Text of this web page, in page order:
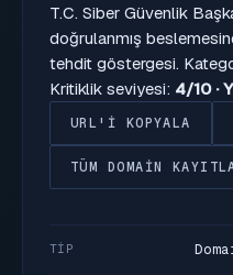
T.C. Siber Güvenlik
doğrulanmış
tehdit göstergesi.
Kritiklik seviyesi: 4/10 ·
URL'I KOPYALA
TÜM DOMAIN
TIP